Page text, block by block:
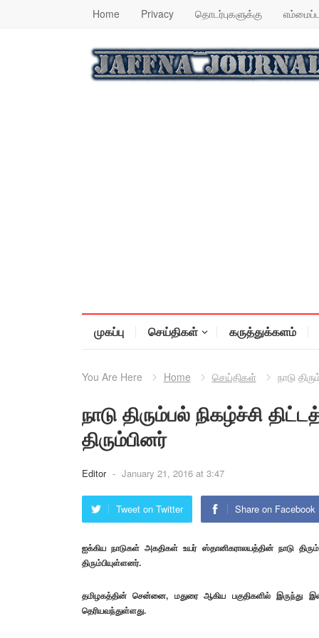
Home Privacy தொடர்புகளுக்கு
முகப்பு செய்திகள் கருத்துக்களம்
You Are Here Home செய்திகள் நாடு
நாடு திரும்பல் நிகழ்ச்சி
திரும்பினர்
Editor - January 21, 2016 at 3:47
Tweet on Twitter Share on Facebook
ஐக்கிய நாடுகள் அகதிகள் உயர் ஸ்தானிகராலயத்தின் நாடு
திரும்பியுள்ளனர்.
தமிழகத்தின் சென்னை, மதுரை ஆகிய பகுதிகளில்
தெரியவந்துள்ளது.